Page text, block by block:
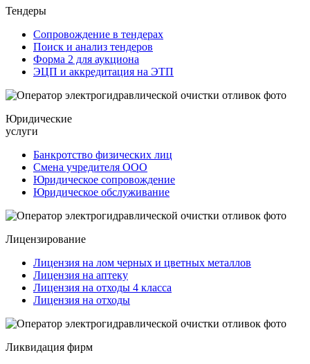
Тендеры
Сопровождение в тендерах
Поиск и анализ тендеров
Форма 2 для аукциона
ЭЦП и аккредитация на ЭТП
Юридические
услуги
Банкротство физических лиц
Смена учредителя ООО
Юридическое сопровождение
Юридическое обслуживание
Лицензирование
Лицензия на лом черных и цветных металлов
Лицензия на аптеку
Лицензия на отходы 4 класса
Лицензия на отходы
Ликвидация фирм